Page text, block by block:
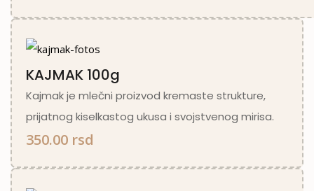
KAJMAK 100g
Kajmak je mlečni proizvod kremaste strukture,
prijatnog kiselkastog ukusa i svojstvenog mirisa.
350.00 rsd